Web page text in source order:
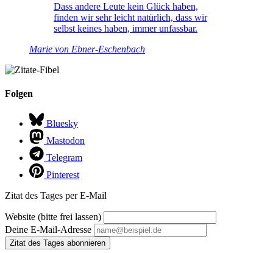
Dass andere Leute kein Glück haben,
finden wir sehr leicht natürlich, dass wir
selbst keines haben, immer unfassbar.
Marie von Ebner-Eschenbach
Folgen
Bluesky
Mastodon
Telegram
Pinterest
Zitat des Tages per E-Mail
Website (bitte frei lassen)
Deine E-Mail-Adresse
Zitat des Tages abonnieren